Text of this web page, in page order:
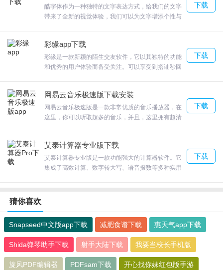
酷字体作为一种独特的文字表达方式，给我们的文字
带来了全新的视觉体验，我们可以为文字增添个性与
体都能为文字注入新的生命和灵感。让我们一起使用
酷字体，让文字更加与众不同！
下载
彩缘app下载
彩缘是一款新颖的陌生交友软件，它以其独特的功能
和优秀的用户体验而备受关注。可以享受到搭讪秒回
音、视频聊天于一体，提供多种交流方式，同时还有
同城推荐、动态广场、真人视频等功能，让交友体验
更加丰富多样。
下载
网易云音乐极速版下载安装
网易云音乐极速版是一款非常优质的音乐播放器，在
这里，你可以听取超多的音乐，并且，这里拥有超清
以及精致视觉交互等等，功能非常的强大和多样。
下载
艾泰计算器专业版下载
艾泰计算器专业版是一款功能强大的计算器软件。它
集成了高数计算、数字转大写、语音报数等多种实用
捷地进行数学运算、数据处理和信息查询。
下载
猜你喜欢
Snapseed中文版app下载 减肥食谱下载 惠天气app下载
Shida弹琴助手下载 射手大陆下载 我要当校长手机版
旋风PDF编辑器 PDFsam下载 开心找你妹红包版手游